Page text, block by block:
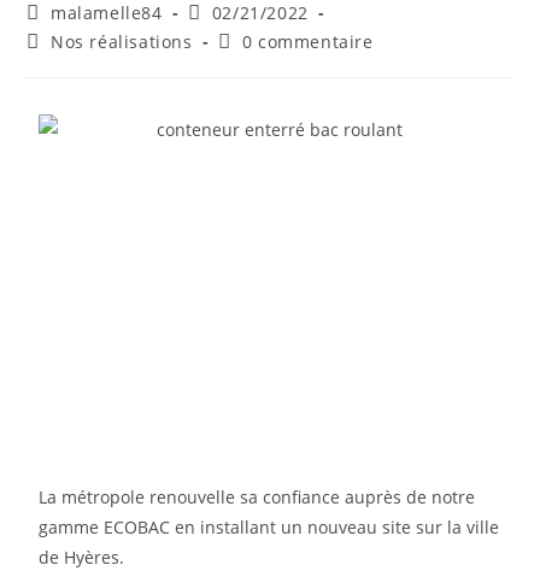
malamelle84
02/21/2022
Nos réalisations
0 commentaire
La métropole renouvelle sa confiance auprès de notre
gamme ECOBAC en installant un nouveau site sur la ville
de Hyères.